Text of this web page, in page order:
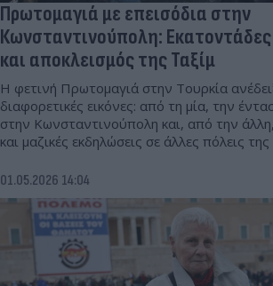
Πρωτομαγιά με επεισόδια στην
Κωνσταντινούπολη:
και αποκλεισμός της Ταξίμ
Η φετινή Πρωτομαγιά στην Τουρκία
διαφορετικές εικόνες: από τη μία, την
στην Κωνσταντινούπολη και, από την άλλη,
και μαζικές εκδηλώσεις σε άλλες πόλεις
01.05.2026 14:04